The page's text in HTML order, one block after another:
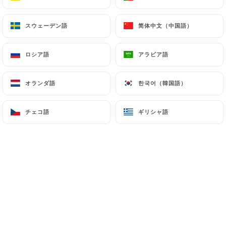
スウェーデン語 简体中文（中国語）
ロシア語 アラビア語
オランダ語 한국어（韓国語）
チェコ語 ギリシャ語
ギャラリー
スウェーデン語 简体中文（中国語）
ロシア語 アラビア語
オランダ語 한국어（韓国語）
チェコ語 ギリシャ語